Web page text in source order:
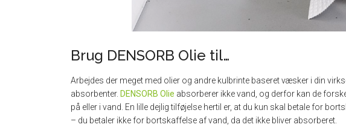
Brug DENSORB Olie til…
Arbejdes der meget med olier og andre kulbrinte baseret væsker i din
absorbenter. DENSORB Olie absorberer ikke vand, og derfor kan de
på eller i vand. En lille dejlig tilføjelse hertil er, at du kun skal betale for
– du betaler ikke for bortskaffelse af vand, da det ikke bliver absorberet.